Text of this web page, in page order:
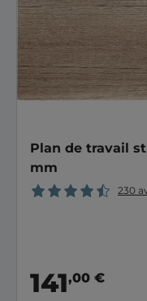
Plan de travail
mm
230
141,00 €